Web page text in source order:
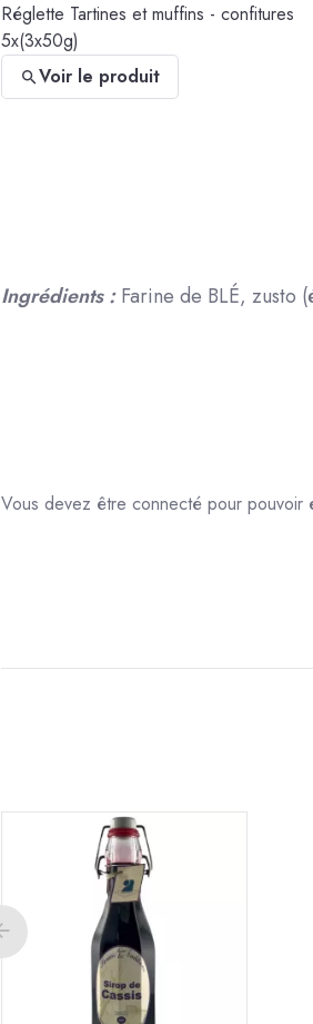
Réglette Tartines et muffins - confitures
5x(3x50g)
Voir le produit
5x(3x50g)
Ingrédients :Farine de BLÉ, zusto
Vous devez être connecté pour pouvoir